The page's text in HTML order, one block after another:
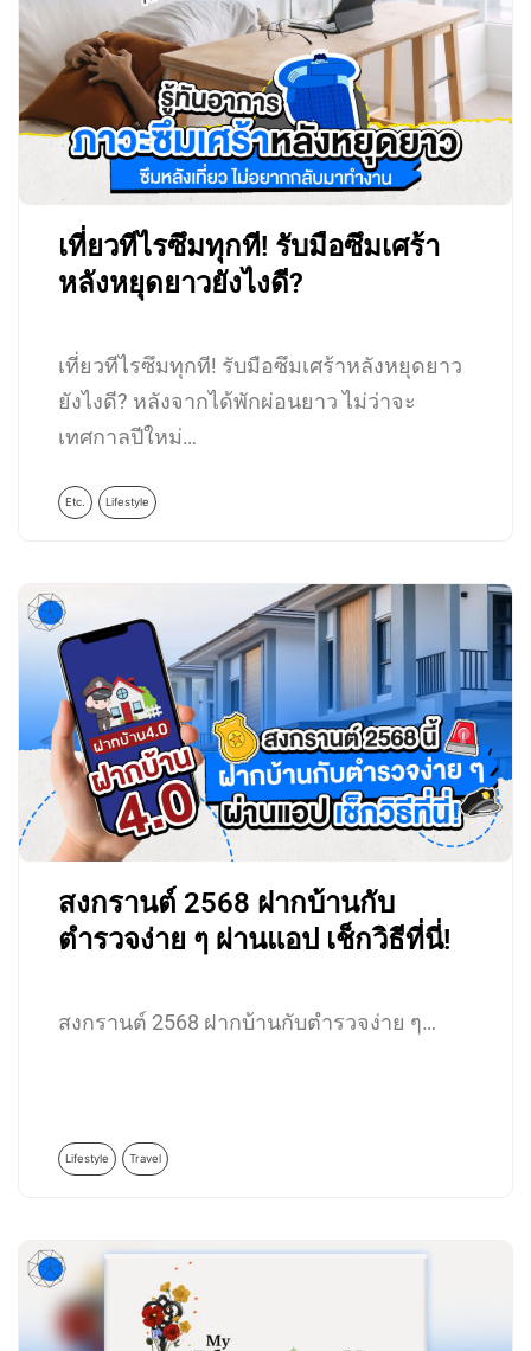
เที่ยวทีไรซึมทุกที! รับมือซึมเศร้า
หลังหยุดยาวยังไงดี?
เที่ยวทีไรซึมทุกที! รับมือซึมเศร้าหลังหยุดยาว
ยังไงดี? หลังจากได้พักผ่อนยาว ไม่ว่าจะ
เทศกาลปีใหม่…
Etc. Lifestyle
สงกรานต์ 2568 ฝากบ้านกับ
ตำรวจง่าย ๆ ผ่านแอป เช็กวิธีที่นี่!
สงกรานต์ 2568 ฝากบ้านกับตำรวจง่าย ๆ…
Lifestyle Travel